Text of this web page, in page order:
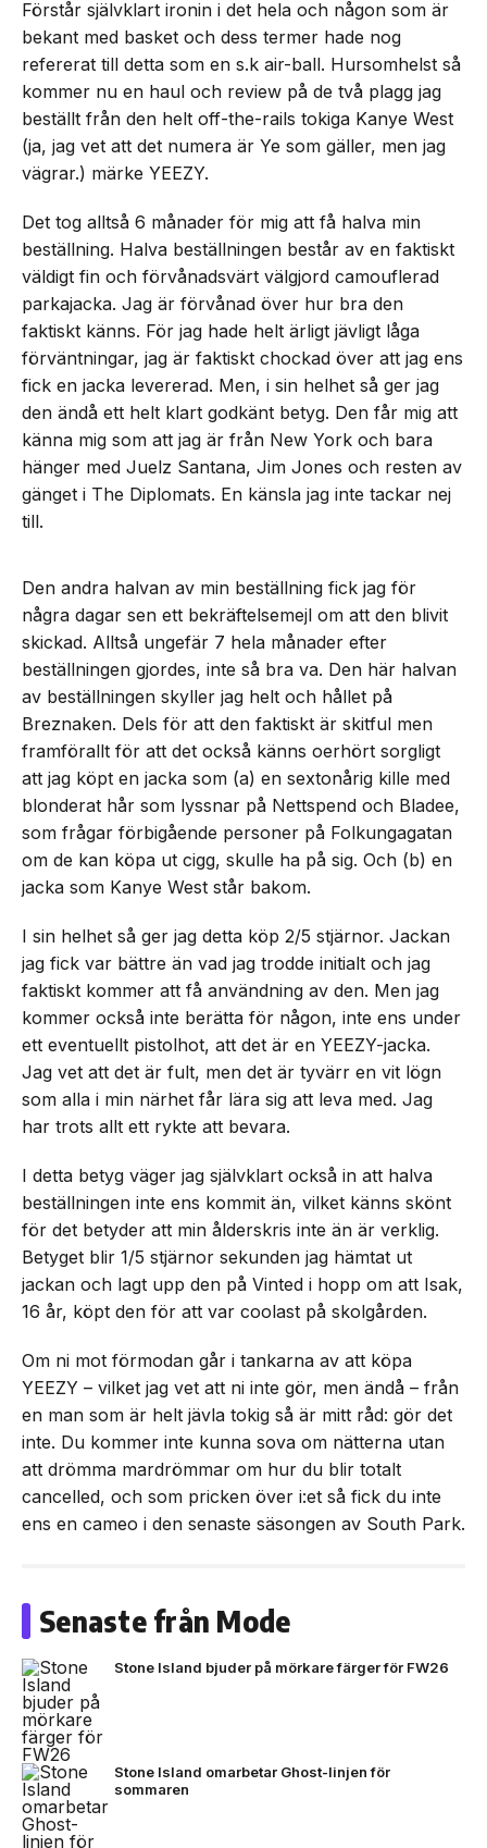
Förstår självklart ironin i det hela och någon som är
bekant med basket och dess termer hade nog
refererat till detta som en s.k air-ball. Hursomhelst så
kommer nu en haul och review på de två plagg jag
beställt från den helt off-the-rails tokiga Kanye West
(ja, jag vet att det numera är Ye som gäller, men jag
vägrar.) märke YEEZY.
Det tog alltså 6 månader för mig att få halva min
beställning. Halva beställningen består av en faktiskt
väldigt fin och förvånadsvärt välgjord camouflerad
parkajacka. Jag är förvånad över hur bra den
faktiskt känns. För jag hade helt ärligt jävligt låga
förväntningar, jag är faktiskt chockad över att jag ens
fick en jacka levererad. Men, i sin helhet så ger jag
den ändå ett helt klart godkänt betyg. Den får mig att
känna mig som att jag är från New York och bara
hänger med Juelz Santana, Jim Jones och resten av
gänget i The Diplomats. En känsla jag inte tackar nej
till.
Den andra halvan av min beställning fick jag för
några dagar sen ett bekräftelsemejl om att den blivit
skickad. Alltså ungefär 7 hela månader efter
beställningen gjordes, inte så bra va. Den här halvan
av beställningen skyller jag helt och hållet på
Breznaken. Dels för att den faktiskt är skitful men
framförallt för att det också känns oerhört sorgligt
att jag köpt en jacka som (a) en sextonårig kille med
blonderat hår som lyssnar på Nettspend och Bladee,
som frågar förbigående personer på Folkungagatan
om de kan köpa ut cigg, skulle ha på sig. Och (b) en
jacka som Kanye West står bakom.
I sin helhet så ger jag detta köp 2/5 stjärnor. Jackan
jag fick var bättre än vad jag trodde initialt och jag
faktiskt kommer att få användning av den. Men jag
kommer också inte berätta för någon, inte ens under
ett eventuellt pistolhot, att det är en YEEZY-jacka.
Jag vet att det är fult, men det är tyvärr en vit lögn
som alla i min närhet får lära sig att leva med. Jag
har trots allt ett rykte att bevara.
I detta betyg väger jag självklart också in att halva
beställningen inte ens kommit än, vilket känns skönt
för det betyder att min ålderskris inte än är verklig.
Betyget blir 1/5 stjärnor sekunden jag hämtat ut
jackan och lagt upp den på Vinted i hopp om att Isak,
16 år, köpt den för att var coolast på skolgården.
Om ni mot förmodan går i tankarna av att köpa
YEEZY – vilket jag vet att ni inte gör, men ändå – från
en man som är helt jävla tokig så är mitt råd: gör det
inte. Du kommer inte kunna sova om nätterna utan
att drömma mardrömmar om hur du blir totalt
cancelled, och som pricken över i:et så fick du inte
ens en cameo i den senaste säsongen av South Park.
Senaste från Mode
Stone Island bjuder på mörkare färger för FW26
Stone Island omarbetar Ghost-linjen för
sommaren